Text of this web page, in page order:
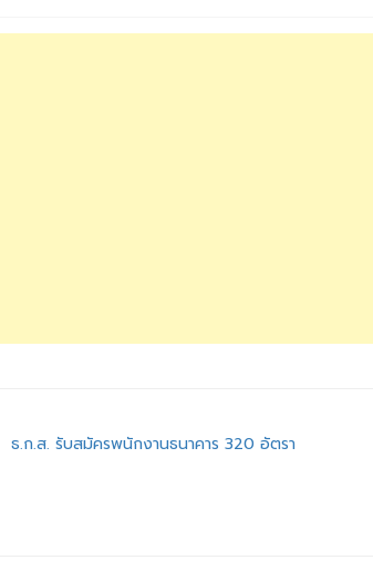
ธ.ก.ส. รับสมัครพนักงานธนาคาร 320 อัตรา